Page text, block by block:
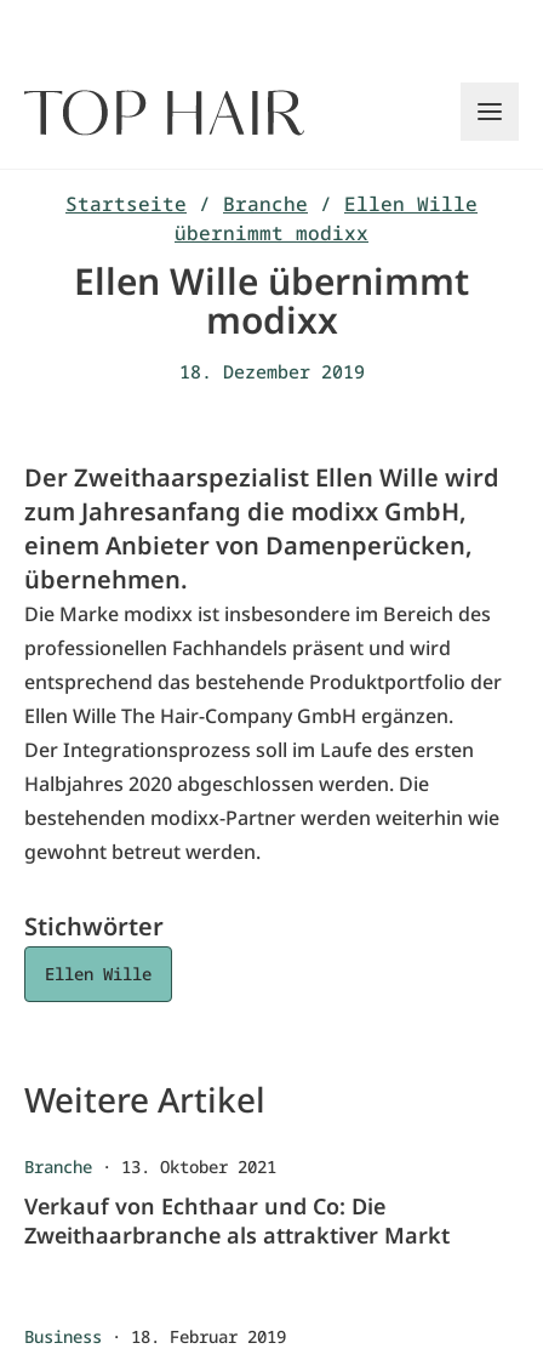
Startseite / Branche / Ellen Wille
übernimmt modixx
Ellen Wille übernimmt
modixx
18. Dezember 2019
Der Zweithaarspezialist Ellen Wille wird
zum Jahresanfang die modixx GmbH,
einem Anbieter von Damenperücken,
übernehmen.
Die Marke modixx ist insbesondere im Bereich des
professionellen Fachhandels präsent und wird
entsprechend das bestehende Produktportfolio der
Ellen Wille The Hair-Company GmbH ergänzen.
Der Integrationsprozess soll im Laufe des ersten
Halbjahres 2020 abgeschlossen werden. Die
bestehenden modixx-Partner werden weiterhin wie
gewohnt betreut werden.
Stichwörter
Ellen Wille
Weitere Artikel
Branche · 13. Oktober 2021
Verkauf von Echthaar und Co: Die
Zweithaarbranche als attraktiver Markt
Business · 18. Februar 2019